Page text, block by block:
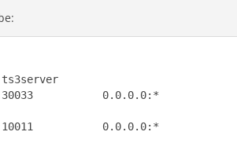
0.0.0.0:*
0.0.0.0:*